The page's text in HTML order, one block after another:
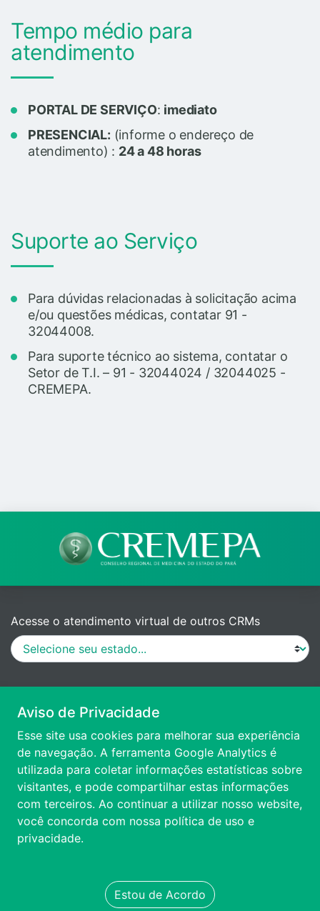
Tempo médio para
atendimento
PORTAL DE SERVIÇO: imediato
PRESENCIAL: (informe o endereço de
atendimento) : 24 a 48 horas
Suporte ao Serviço
Para dúvidas relacionadas à solicitação acima
e/ou questões médicas, contatar 91 -
32044008.
Para suporte técnico ao sistema, contatar o
Setor de T.I. – 91 - 32044024 / 32044025 -
CREMEPA.
Aviso de Privacidade
Esse site usa cookies para melhorar sua experiência
de navegação. A ferramenta Google Analytics é
utilizada para coletar informações estatísticas sobre
visitantes, e pode compartilhar estas informações
com terceiros. Ao continuar a utilizar nosso website,
você concorda com nossa política de uso e
privacidade.
Estou de Acordo
Acesse o atendimento virtual de outros CRMs
VÍDEO DE APRESENTAÇÃO
ACESSIBILIDADE
FALE CONOSCO
TRANSPARÊNCIA